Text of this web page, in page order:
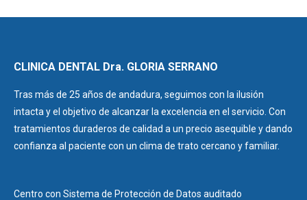
CLINICA DENTAL Dra. GLORIA SERRANO
Tras más de 25 años de andadura, seguimos con la ilusión
intacta y el objetivo de alcanzar la excelencia en el servicio. Con
tratamientos duraderos de calidad a un precio asequible y dando
confianza al paciente con un clima de trato cercano y familiar.
Centro con Sistema de Protección de Datos auditado